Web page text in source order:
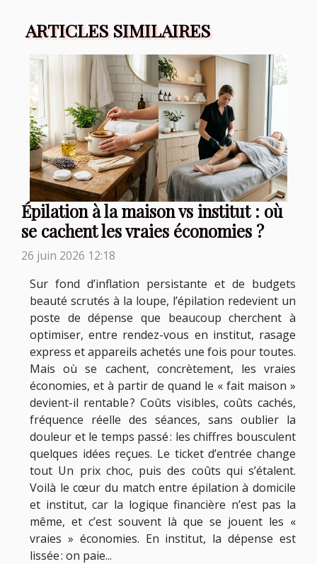
ARTICLES SIMILAIRES
Épilation à la maison vs institut : où
se cachent les vraies économies ?
26 juin 2026 12:18
Sur fond d’inflation persistante et de budgets
beauté scrutés à la loupe, l’épilation redevient un
poste de dépense que beaucoup cherchent à
optimiser, entre rendez-vous en institut, rasage
express et appareils achetés une fois pour toutes.
Mais où se cachent, concrètement, les vraies
économies, et à partir de quand le « fait maison »
devient-il rentable ? Coûts visibles, coûts cachés,
fréquence réelle des séances, sans oublier la
douleur et le temps passé : les chiffres bousculent
quelques idées reçues. Le ticket d’entrée change
tout Un prix choc, puis des coûts qui s’étalent.
Voilà le cœur du match entre épilation à domicile
et institut, car la logique financière n’est pas la
même, et c’est souvent là que se jouent les «
vraies » économies. En institut, la dépense est
lissée : on paie...